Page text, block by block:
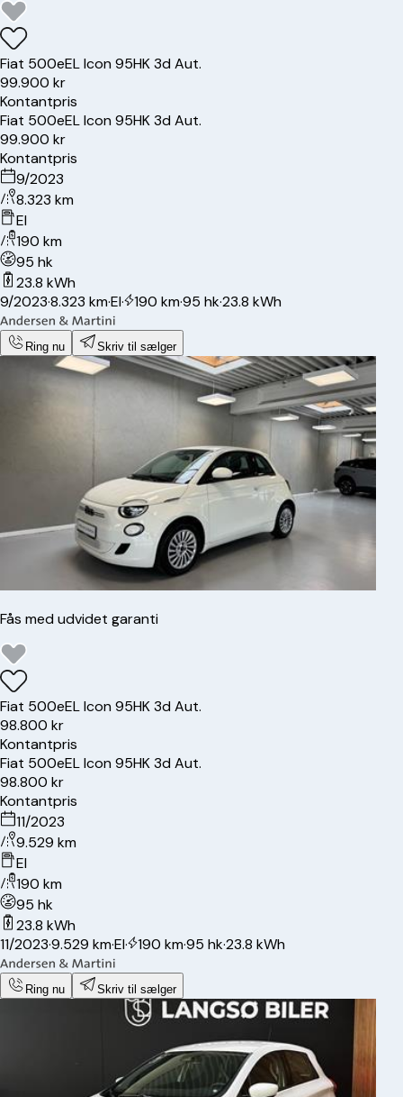
Fiat 500eEL Icon 95HK 3d Aut.
99.900 kr
Kontantpris
Fiat 500eEL Icon 95HK 3d Aut.
99.900 kr
Kontantpris
9/2023
8.323 km
El
190 km
95 hk
23.8 kWh
9/2023·8.323 km·El· 190 km·95 hk·23.8 kWh
Ring nu Skriv til sælger
Fås med udvidet garanti
Fiat 500eEL Icon 95HK 3d Aut.
98.800 kr
Kontantpris
Fiat 500eEL Icon 95HK 3d Aut.
98.800 kr
Kontantpris
11/2023
9.529 km
El
190 km
95 hk
23.8 kWh
11/2023·9.529 km·El· 190 km·95 hk·23.8 kWh
Ring nu Skriv til sælger